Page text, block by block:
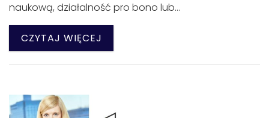
naukową, działalność pro bono lub…
CZYTAJ WIĘCEJ